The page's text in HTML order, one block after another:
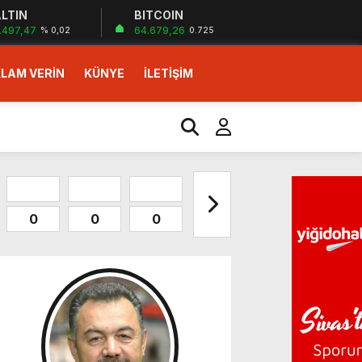
% 0,02
BITCOIN
64.679,26 0.725
VERİN KÜNYE İLETİŞİM
0 0 0